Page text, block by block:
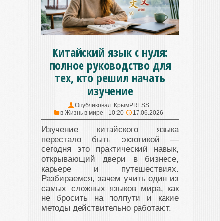
Китайский язык с нуля:
полное руководство для
тех, кто решил начать
изучение
Опубликовал: КрымPRESS
в Жизнь в мире 10:20 17.06.2026
Изучение китайского языка
перестало быть экзотикой —
сегодня это практический навык,
открывающий двери в бизнесе,
карьере и путешествиях.
Разбираемся, зачем учить один из
самых сложных языков мира, как
не бросить на полпути и какие
методы действительно работают.